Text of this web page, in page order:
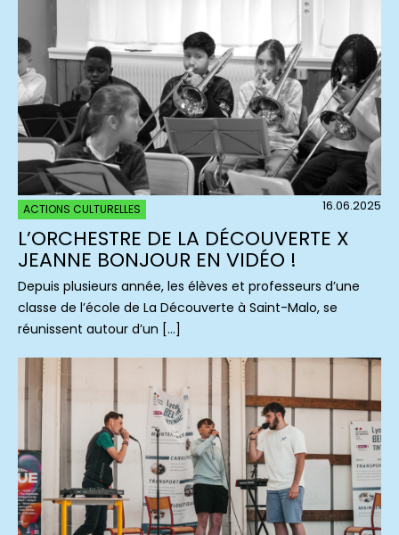
ACTIONS CULTURELLES 16.06.2025
L’ORCHESTRE DE LA DÉCOUVERTE X
JEANNE BONJOUR EN VIDÉO !
Depuis plusieurs année, les élèves et professeurs d’une
classe de l’école de La Découverte à Saint-Malo, se
réunissent autour d’un […]